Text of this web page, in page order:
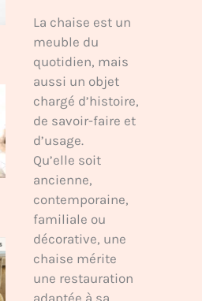
La chaise est un
meuble du
quotidien, mais
aussi un objet
chargé d’histoire,
de savoir-faire et
d’usage.
Qu’elle soit
ancienne,
contemporaine,
familiale ou
décorative, une
chaise mérite
une restauration
adaptée à sa